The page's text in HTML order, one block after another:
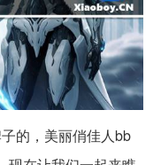
的，美丽俏佳人bb